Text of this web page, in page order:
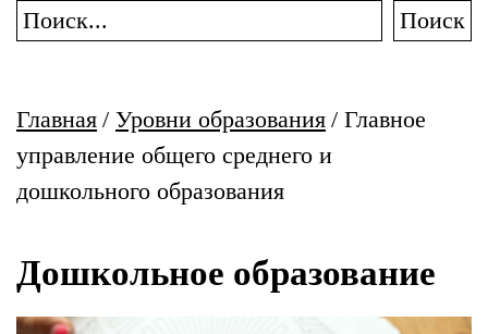
Поиск
Главная / Уровни образования / Главное
управление общего среднего и
дошкольного образования
Дошкольное образование